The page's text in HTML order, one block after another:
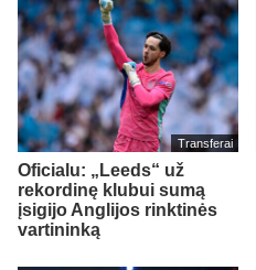
Transferai
Oficialu: „Leeds“ už
rekordinę klubui sumą
įsigijo Anglijos rinktinės
vartininką